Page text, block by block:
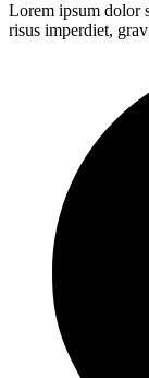
Lorem ipsum dolor
risus imperdiet,